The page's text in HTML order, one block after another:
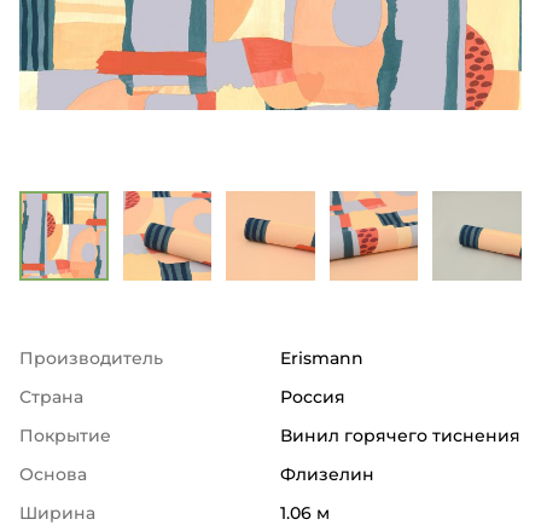
Производитель
Erismann
Страна
Россия
Покрытие
Винил горячего тиснения
Основа
Флизелин
Ширина
1.06 м